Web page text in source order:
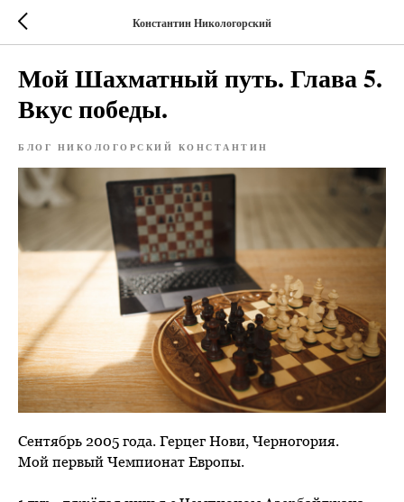
Константин Никологорский
Мой Шахматный путь. Глава 5.
Вкус победы.
БЛОГ НИКОЛОГОРСКИЙ КОНСТАНТИН
Сентябрь 2005 года. Герцег Нови, Черногория.
Мой первый Чемпионат Европы.